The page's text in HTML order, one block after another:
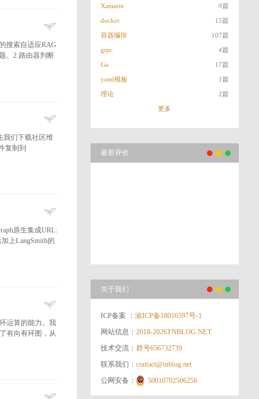
搜索自适应RAG
。2.路由器判断
我们下载社区维
复制到
原生集成URL:
上LangSmith的
运算的能力。我
有向有环图，从
Xamarin
9篇
docker
15篇
容器编排
107篇
grpc
4篇
Go
17篇
yaml模板
1篇
理论
2篇
更多
最新评价
关于我们
ICP备案 ： 渝ICP备18016597号-1
网站信息： 2018-2026TNBLOG.NET
技术交流： 群号656732739
联系我们： contact@tnblog.net
公网安备： 50010702506256